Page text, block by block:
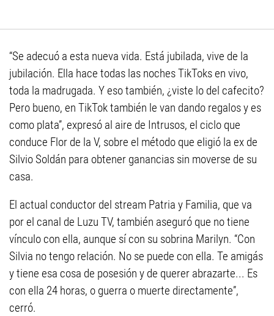
“Se adecuó a esta nueva vida. Está jubilada, vive de la
jubilación. Ella hace todas las noches TikToks en vivo,
toda la madrugada. Y eso también, ¿viste lo del cafecito?
Pero bueno, en TikTok también le van dando regalos y es
como plata”, expresó al aire de Intrusos, el ciclo que
conduce Flor de la V, sobre el método que eligió la ex de
Silvio Soldán para obtener ganancias sin moverse de su
casa.
El actual conductor del stream Patria y Familia, que va
por el canal de Luzu TV, también aseguró que no tiene
vínculo con ella, aunque sí con su sobrina Marilyn. “Con
Silvia no tengo relación. No se puede con ella. Te amigás
y tiene esa cosa de posesión y de querer abrazarte... Es
con ella 24 horas, o guerra o muerte directamente”,
cerró.